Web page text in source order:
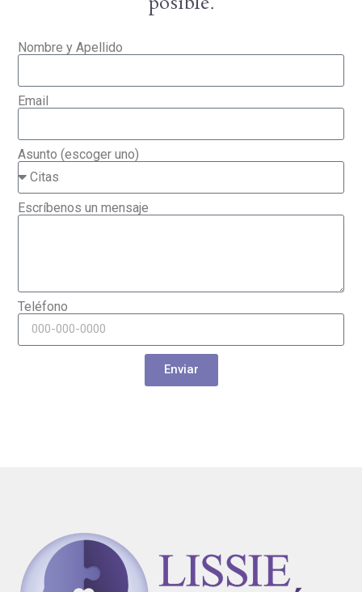
Nombre y Apellido
Email
Asunto (escoger uno)
Escríbenos un mensaje
Teléfono
Enviar